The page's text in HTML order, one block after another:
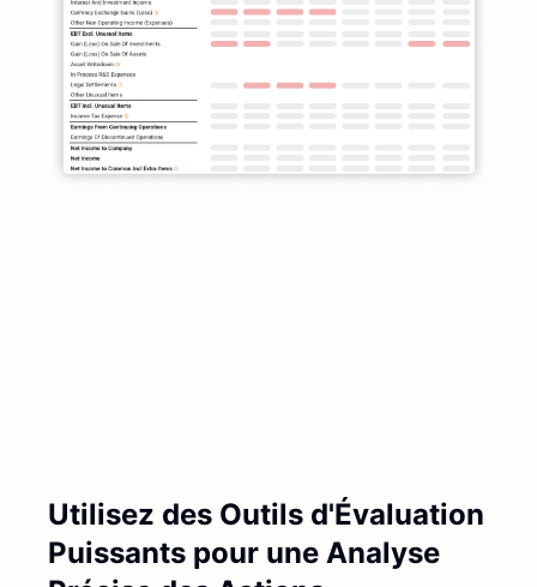
Utilisez des Outils d'Évaluation
Puissants pour une Analyse